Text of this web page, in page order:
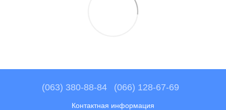
(063) 380-88-84 (066) 128-67-69
Контактная информация